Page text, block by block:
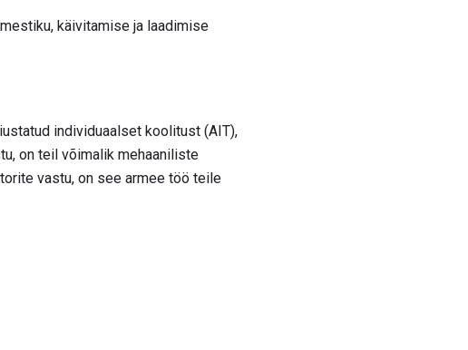
käivitamise ja laadimise
individuaalset koolitust (AIT),
on teil võimalik mehaaniliste
vastu, on see armee töö teile